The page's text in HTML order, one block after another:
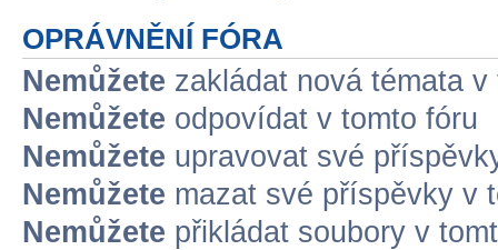
OPRÁVNĚNÍ FÓRA
Nemůžete zakládat nová témata v
Nemůžete odpovídat v tomto fóru
Nemůžete upravovat své
Nemůžete mazat své příspěvky v
Nemůžete přikládat soubory v